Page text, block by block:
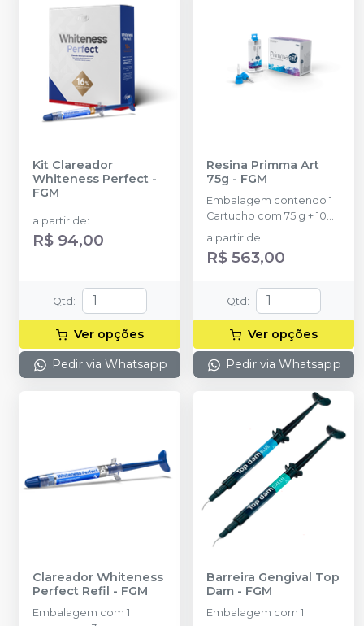
Kit Clareador
Whiteness Perfect -
FGM
a partir de:
R$ 94,00
Qtd:
Ver opções
Pedir via Whatsapp
Resina Primma Art
75g - FGM
Embalagem contendo 1
Cartucho com 75 g + 10
ponteiras de automistura
a partir de:
R$ 563,00
Qtd:
Ver opções
Pedir via Whatsapp
Clareador Whiteness
Perfect Refil - FGM
Embalagem com 1
Barreira Gengival Top
Dam - FGM
Embalagem com 1